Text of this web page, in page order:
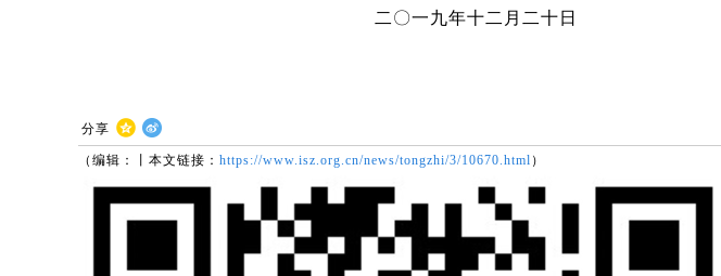
二〇一九年十二月二十日
分享
（编辑：丨本文链接： https://www.isz.org.cn/news/tongzhi/3/10670.html ）